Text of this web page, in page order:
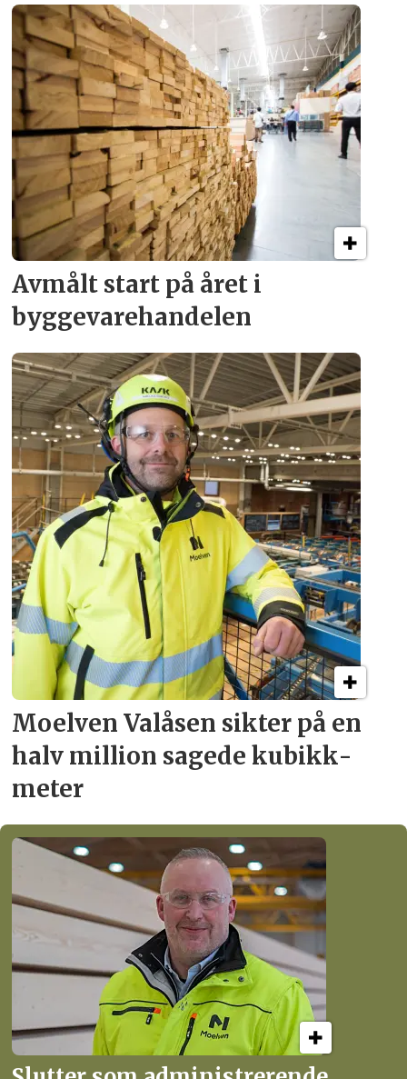
Avmålt start på året i
byggevare­handelen
Moelven Valåsen sikter på en
halv million sagede kubikk­
meter